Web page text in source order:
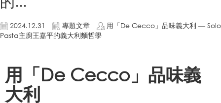
2024.12.31 專題文章
用「De Cecco」品味義大利 — Solo
Pasta主廚王嘉平的義大利麵哲學
用「De Cecco」品味義
大利